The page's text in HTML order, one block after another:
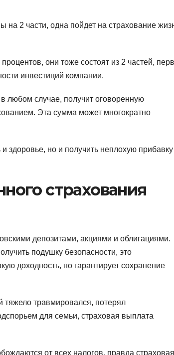
на 2 части, одна пойдет на страхование
они тоже состоят из 2 частей,
инвестиций компании.
любом случае, получит оговоренную
Эта сумма может многократно
здоровье, но и получить неплохую прибавку
страхования
депозитами, акциями и облигациями.
подушку безопасности, это
доходность, но гарантирует сохранение
тяжело травмировался, потерял
для семьи, страховая выплата
от всех налогов, правда страховая